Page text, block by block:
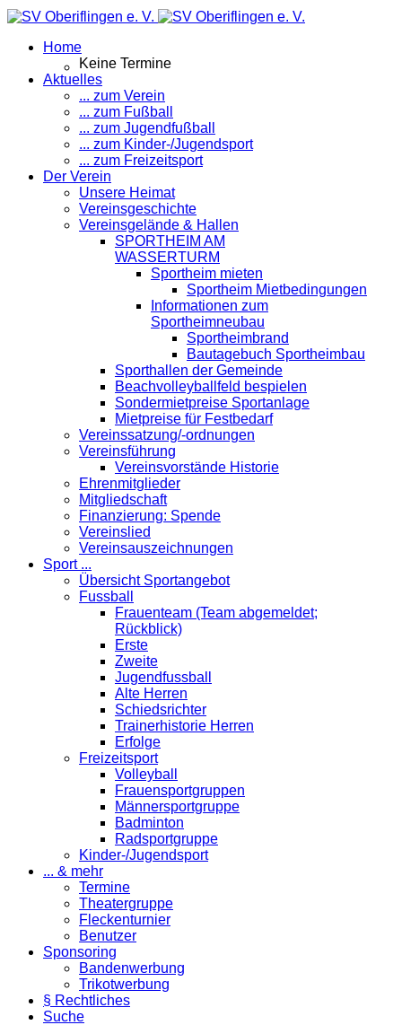
Home
Keine Termine
Aktuelles
... zum Verein
... zum Fußball
... zum Jugendfußball
... zum Kinder-/Jugendsport
... zum Freizeitsport
Der Verein
Unsere Heimat
Vereinsgeschichte
Vereinsgelände & Hallen
SPORTHEIM AM
WASSERTURM
Sportheim mieten
Sportheim Mietbedingungen
Informationen zum
Sportheimneubau
Sportheimbrand
Bautagebuch Sportheimbau
Sporthallen der Gemeinde
Beachvolleyballfeld bespielen
Sondermietpreise Sportanlage
Mietpreise für Festbedarf
Vereinssatzung/-ordnungen
Vereinsführung
Vereinsvorstände Historie
Ehrenmitglieder
Mitgliedschaft
Finanzierung: Spende
Vereinslied
Vereinsauszeichnungen
Sport ...
Übersicht Sportangebot
Fussball
Frauenteam (Team abgemeldet;
Rückblick)
Erste
Zweite
Jugendfussball
Alte Herren
Schiedsrichter
Trainerhistorie Herren
Erfolge
Freizeitsport
Volleyball
Frauensportgruppen
Männersportgruppe
Badminton
Radsportgruppe
Kinder-/Jugendsport
... & mehr
Termine
Theatergruppe
Fleckenturnier
Benutzer
Sponsoring
Bandenwerbung
Trikotwerbung
§ Rechtliches
Suche